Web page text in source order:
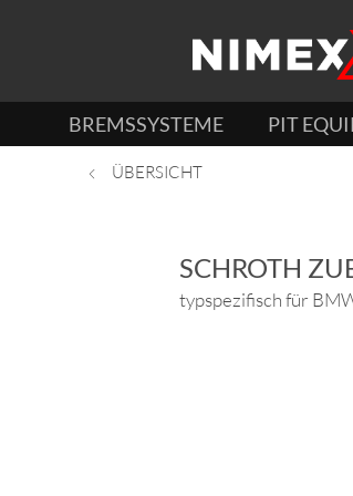
BREMSSYSTEME PIT
ÜBERSICHT
SCHROTH
typspezifisch für